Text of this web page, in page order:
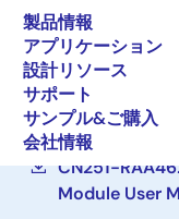
製品情報
アプリケーション
設計リソース
サポート
サンプル&ご購入
会社情報
ず
CN251-
新規採用非推奨品
CN251-
Module Design
CN251-
Module User